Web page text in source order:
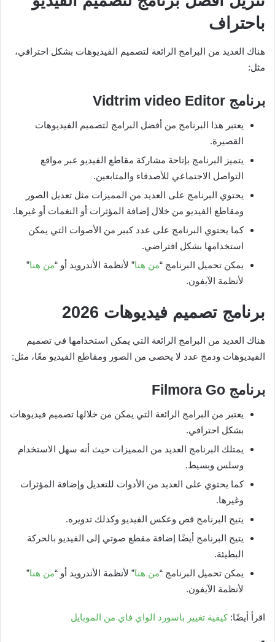
باحتراف
هناك العديد من البرامج الرائعة لتصميم الفيديوهات بشكل احترافي،
مثل:
برنامج Vidtrim video Editor
يعتبر هذا البرنامج من أفضل البرامج لتصميم الفيديوهات
القصيرة.
يتميز البرنامج بإتاحة مشاركة مقاطع الفيديو عبر مواقع
التواصل الاجتماعي للأصدقاء والمتابعين.
يحتوي البرنامج على العديد من المميزات مثل تعديل الصور
ومقاطع الفيديو من خلال إضافة المؤثرات أو النغمات أو غيرها.
كما يحتوي البرنامج على عدد كبير من الأصوات التي يمكن
استخدامها بشكل افتراضي.
يمكن تحميل البرنامج “من هنا” لأنظمة الأندرويد أو “من هنا”
لأنظمة الآيفون.
برنامج تصميم فيديوهات 2026
هناك العديد من البرامج الرائعة التي يمكن استخدامها في تصميم
الفيديوهات ودمج عدد لا يحصى من الصور ومقاطع الفيديو معًا، مثل:
برنامج Filmora Go
يعتبر من البرامج الرائعة التي يمكن من خلالها تصميم فيديوهات
بشكل احترافي.
يمتلك البرنامج العديد من المميزات حيث أنه سهل الاستخدام
وسلس وبسيط.
كما يحتوي على العديد من الأدوات للتعديل وإضافة المؤثرات
وغيرها.
يتيح البرنامج قص وعكس الفيديو وكذلك تدويره.
يتيح البرنامج أيضًا إضافة مقطع صوتي إلى الفيديو بالحركة
البطيئة.
يمكن تحميل البرنامج “من هنا” لأنظمة الأندرويد أو “من هنا”
لأنظمة الآيفون.
اقرأ أيضًا:كيفية تغيير باسورد الواي فاي من الموبايل